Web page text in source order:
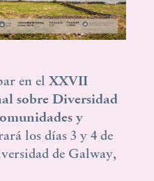
en el XXVII
sobre Diversidad
y
los días 3 y 4 de
de Galway,